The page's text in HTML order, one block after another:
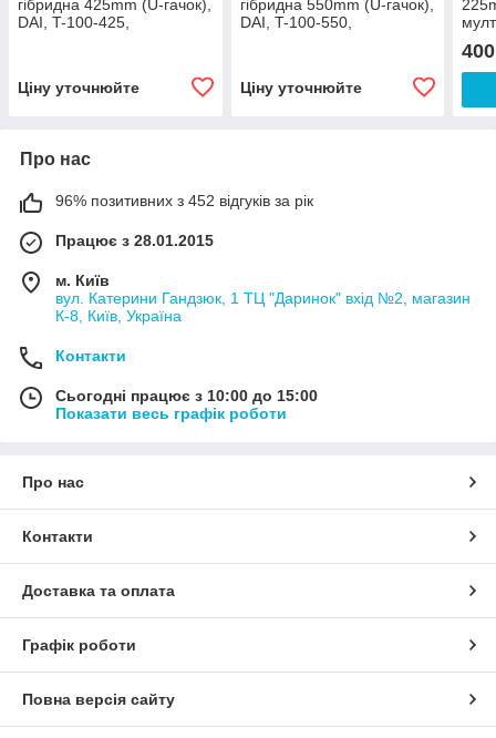
гібридна 425mm (U-гачок),
DAI, T-100-425,
Ціну уточнюйте
гібридна 550mm (U-гачок),
DAI, T-100-550,
Ціну уточнюйте
400
Про нас
96% позитивних з 452 відгуків за рік
Працює з 28.01.2015
м. Київ
вул. Катерини Гандзюк, 1 ТЦ "Даринок" вхід №2, магазин
К-8, Київ, Україна
Контакти
Сьогодні працює з 10:00 до 15:00
Показати весь графік роботи
Про нас
Контакти
Доставка та оплата
Графік роботи
Повна версія сайту